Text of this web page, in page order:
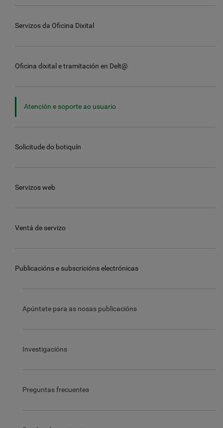
Servizos da Oficina Dixital
Oficina dixital e tramitación en Delt@
Atención e soporte ao usuario
Solicitude do botiquín
Servizos web
Ventá de servizo
Publicacións e subscricións electrónicas
Apúntate para as nosas publicacións
Investigacións
Preguntas frecuentes